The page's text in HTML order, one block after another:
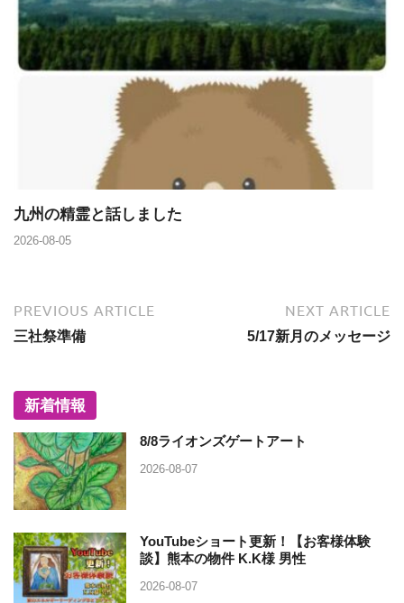
九州の精霊と話しました
2026-08-05
PREVIOUS ARTICLE
三社祭準備
NEXT ARTICLE
5/17新月のメッセージ
新着情報
8/8ライオンズゲートアート
2026-08-07
YouTubeショート更新！【お客様体験
談】熊本の物件 K.K様 男性
2026-08-07